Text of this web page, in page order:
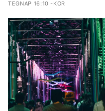
TEGNAP 16:10 -KOR